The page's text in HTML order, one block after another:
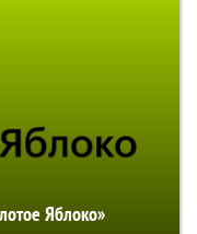
Яблоко»